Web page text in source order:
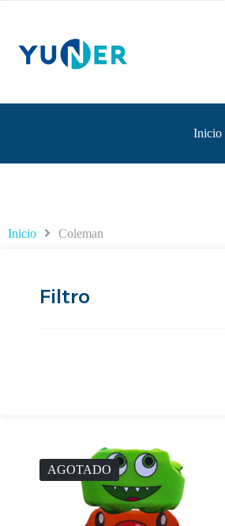
Inicio
Inicio Coleman
Filtro
AGOTADO